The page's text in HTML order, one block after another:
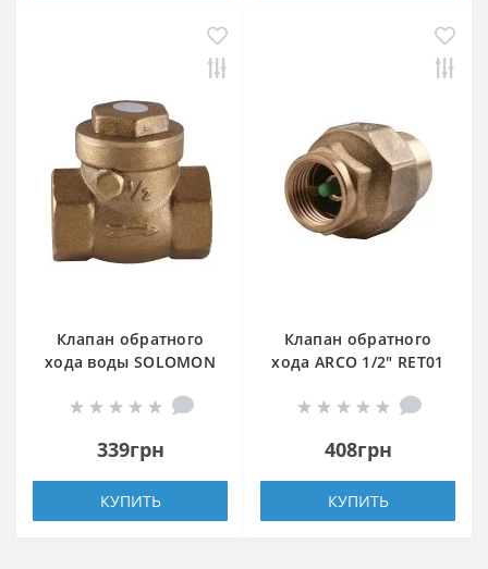
Клапан обратного
хода воды SOLOMON
339грн
КУПИТЬ
Клапан обратного
хода ARCO 1/2″ RET01
408грн
КУПИТЬ